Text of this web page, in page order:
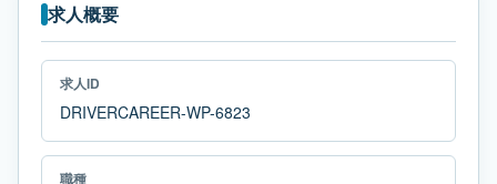
求人概要
求人ID
DRIVERCAREER-WP-6823
職種